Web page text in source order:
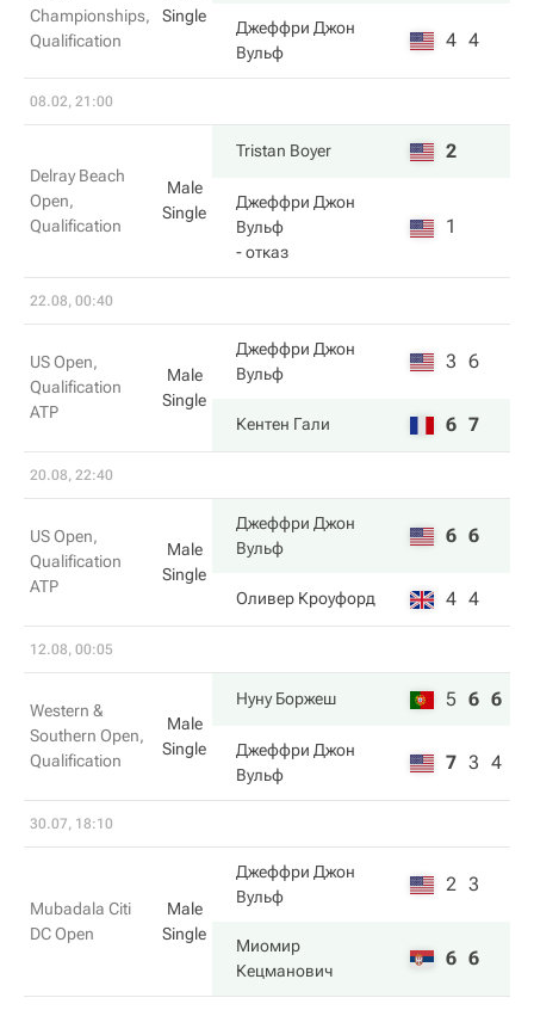
Championships,
Qualification
Single
Джеффри Джон
Вульф
4 4
08.02, 21:00
Delray Beach
Open,
Qualification
Male
Single
Tristan Boyer 2
Джеффри Джон
Вульф
- отказ
1
22.08, 00:40
US Open,
Qualification
ATP
Male
Single
Джеффри Джон
Вульф
3 6
Кентен Гали 6 7
20.08, 22:40
US Open,
Qualification
ATP
Male
Single
Джеффри Джон
Вульф
6 6
Оливер Кроуфорд 4 4
12.08, 00:05
Western &
Southern Open,
Qualification
Male
Single
Нуну Боржеш 5 6 6
Джеффри Джон
Вульф
7 3 4
30.07, 18:10
Mubadala Citi
DC Open
Male
Single
Джеффри Джон
Вульф
2 3
Миомир
Кецманович
6 6